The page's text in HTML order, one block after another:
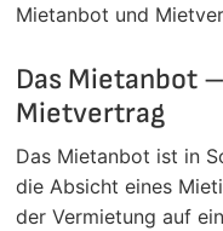
Mietanbot und
Das Mietanbot
Mietvertrag
Das Mietanbot ist in
die Absicht eines
der Vermietung auf